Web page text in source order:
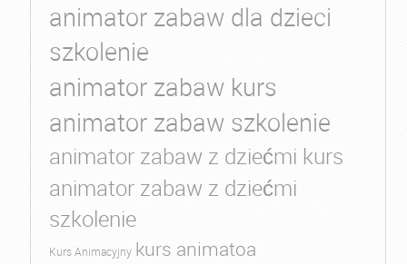
animator zabaw dla dzieci
szkolenie
animator zabaw kurs
animator zabaw szkolenie
animator zabaw z dziećmi kurs
animator zabaw z dziećmi
szkolenie
Kurs Animacyjny kurs animatoa